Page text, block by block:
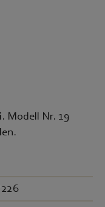
Modell Nr. 19